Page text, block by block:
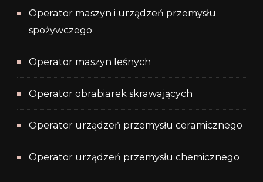
Operator maszyn i urządzeń przemysłu
spożywczego
Operator maszyn leśnych
Operator obrabiarek skrawających
Operator urządzeń przemysłu ceramicznego
Operator urządzeń przemysłu chemicznego